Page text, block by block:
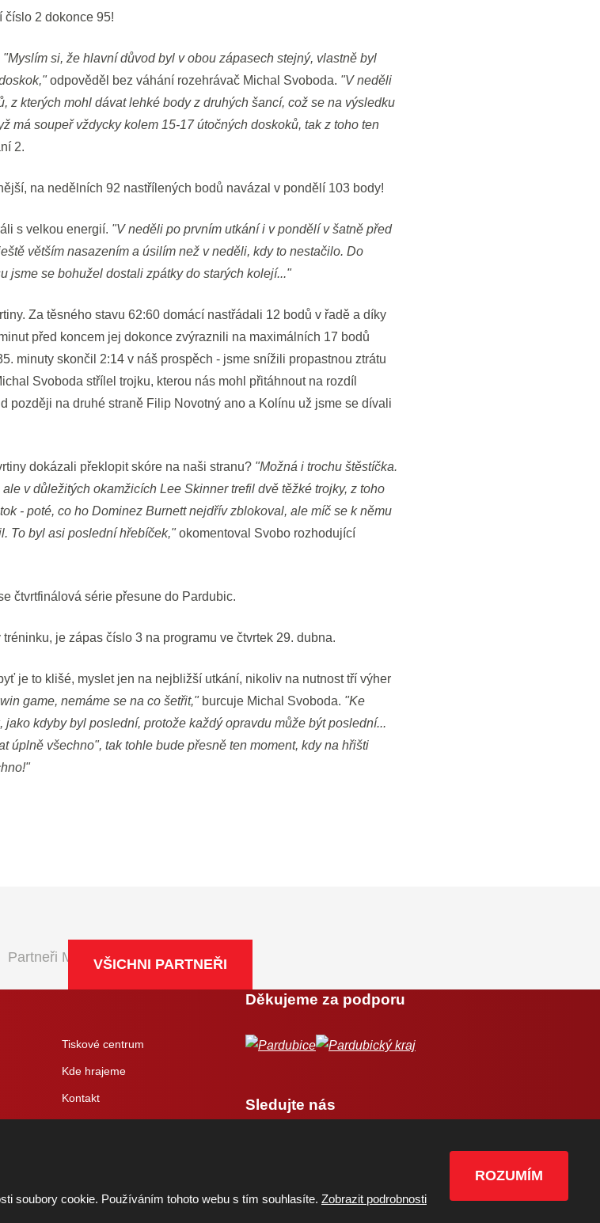
číslo 2 dokonce 95!
"Myslím si, že hlavní důvod byl v obou zápasech stejný, vlastně byl
odpověděl bez váhání rozehrávač Michal Svoboda. "V neděli
z kterých mohl dávat lehké body z druhých šancí, což se na výsledku
má soupeř vždycky kolem 15-17 útočných doskoků, tak z toho ten
2.
na nedělních 92 nastřílených bodů navázal v pondělí 103 body!
s velkou energií. "V neděli po prvním utkání i v pondělí v šatně před
větším nasazením a úsilím než v neděli, kdy to nestačilo. Do
jsme se bohužel dostali zpátky do starých kolejí..."
Za těsného stavu 62:60 domácí nastřádali 12 bodů v řadě a díky
před koncem jej dokonce zvýraznili na maximálních 17 bodů
minuty skončil 2:14 v náš prospěch - jsme snížili propastnou ztrátu
Svoboda střílel trojku, kterou nás mohl přitáhnout na rozdíl
později na druhé straně Filip Novotný ano a Kolínu už jsme se dívali
dokázali překlopit skóre na naši stranu? "Možná i trochu štěstíčka.
v důležitých okamžicích Lee Skinner trefil dvě těžké trojky, z toho
- poté, co ho Dominez Burnett nejdřív zblokoval, ale míč se k němu
To byl asi poslední hřebíček,"okomentoval Svobo rozhodující
čtvrtfinálová série přesune do Pardubic.
je zápas číslo 3 na programu ve čtvrtek 29. dubna.
je to klišé, myslet jen na nejbližší utkání, nikoliv na nutnost tří výher
game, nemáme se na co šetřit,"burcuje Michal Svoboda. "Ke
kdyby byl poslední, protože každý opravdu může být poslední...
úplně všechno", tak tohle bude přesně ten moment, kdy na hřišti
Partneři Maxa NBLVŠICHNI PARTNEŘI
Tiskové centrum
Kde hrajeme
Kontakt
Děkujeme za podporu
Sledujte nás
soubory cookie. Používáním tohoto webu s tím souhlasíte. Zobrazit podrobnosti
ROZUMÍM